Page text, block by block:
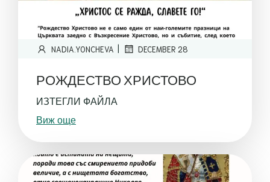
NADIA.YONCHEVA | DECEMBER 28
РОЖДЕСТВО ХРИСТОВО
ИЗТЕГЛИ ФАЙЛА
Виж още